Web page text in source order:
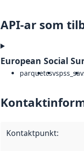
API-ar som
European Social
parquetcsvspss_sav
Kontaktpunkt: